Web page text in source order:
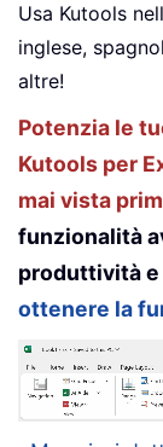
Usa Kutools
inglese,
altre!
Potenzia le
Kutools per
mai vista
funzionalità
produttività e
ottenere la